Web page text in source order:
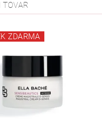
TOVAR
ZDARMA